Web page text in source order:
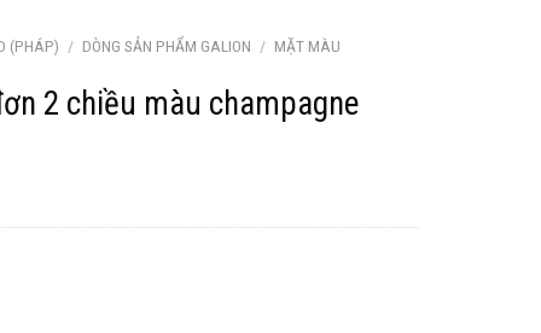
(PHÁP) / DÒNG SẢN PHẨM GALION / MẶT MÀU
2 chiều màu champagne